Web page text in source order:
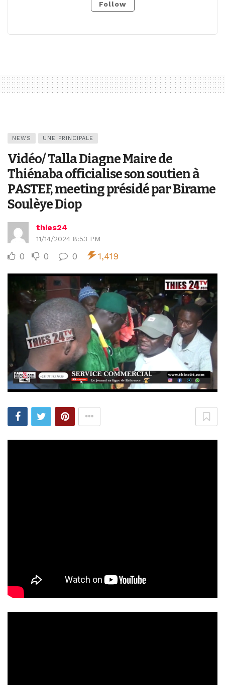
Follow
NEWS UNE PRINCIPALE
Vidéo/ Talla Diagne Maire de
Thiénaba officialise son soutien à
PASTEF, meeting présidé par Birame
Soulèye Diop
thies24
11/14/2024 8:53 PM
0 0 0 1,419